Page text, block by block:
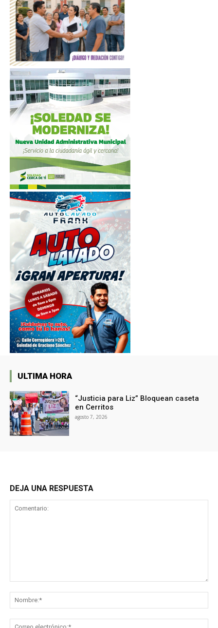
ULTIMA HORA
“Justicia para Liz” Bloquean caseta
en Cerritos
agosto 7, 2026
DEJA UNA RESPUESTA